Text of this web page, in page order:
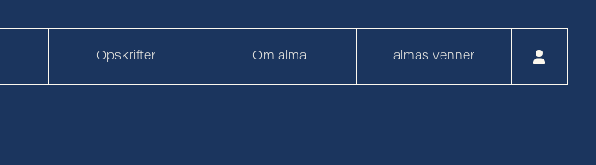
Opskrifter Om alma almas venner